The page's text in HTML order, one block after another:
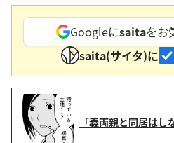
Googleにsaitaをお
saita(サイタ)に
「義両親と同居は